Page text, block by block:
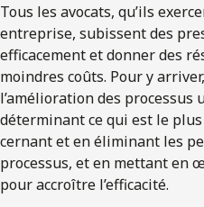
Tous les avocats, qu’ils
entreprise, subissent des
efficacement et donner des
moindres coûts. Pour y
l’amélioration des
déterminant ce qui est le
cernant et en éliminant les
processus, et en mettant en
pour accroître l’efficacité.